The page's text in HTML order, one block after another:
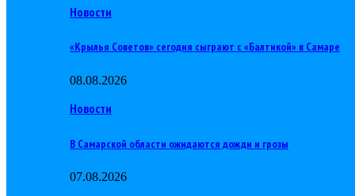
Новости
«Крылья Советов» сегодня сыграют с «Балтикой» в Самаре
08.08.2026
Новости
В Самарской области ожидаются дожди и грозы
07.08.2026